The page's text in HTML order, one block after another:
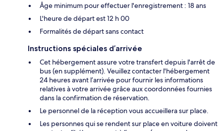
Âge minimum pour effectuer l'enregistrement : 18 ans
L'heure de départ est 12 h 00
Formalités de départ sans contact
Instructions spéciales d’arrivée
Cet hébergement assure votre transfert depuis l'arrêt de
bus (en supplément). Veuillez contacter l'hébergement
24 heures avant l’arrivée pour fournir les informations
relatives à votre arrivée grâce aux coordonnées fournies
dans la confirmation de réservation.
Le personnel de la réception vous accueillera sur place.
Les personnes qui se rendent sur place en voiture doivent